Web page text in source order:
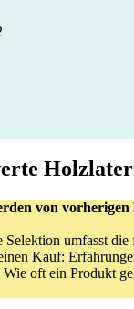
von vorherigen
umfasst die
Kauf:
oft ein Produkt